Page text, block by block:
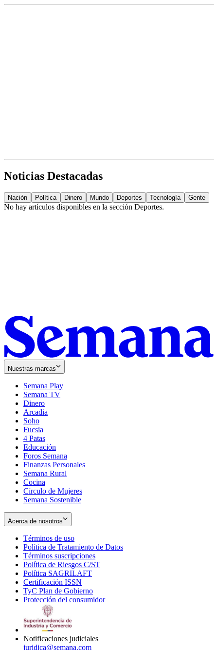
Noticias Destacadas
Nación Política Dinero Mundo Deportes Tecnología Gente
No hay artículos disponibles en la sección Deportes.
Nuestras marcas
Semana Play
Semana TV
Dinero
Arcadia
Soho
in
new
window
Fucsia
in
new
window
4 Patas
Educación
Foros Semana
Finanzas Personales
Semana Rural
Cocina
Círculo de Mujeres
Semana Sostenible
Acerca de nosotros
Términos de uso
in
new
window
Política de Tratamiento de Datos
Términos suscripciones
in
Política de Riesgos C/ST
Política SAGRILAFT
new
window
Certificación ISSN
in
new
TyC Plan de Gobierno
in
Protección del consumidorOpens
Notificaciones judiciales
juridica@semana.com